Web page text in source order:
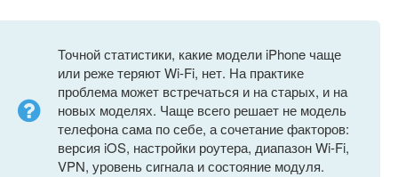
Точной статистики, какие модели iPhone чаще
или реже теряют Wi-Fi, нет. На практике
проблема может встречаться и на старых, и на
новых моделях. Чаще всего решает не модель
телефона сама по себе, а сочетание факторов:
версия iOS, настройки роутера, диапазон Wi-Fi,
VPN, уровень сигнала и состояние модуля.